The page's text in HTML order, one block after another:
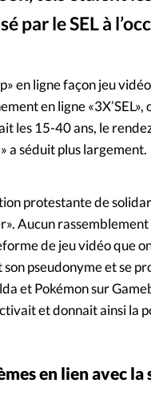
Eglises
Monde
Vie
par le SEL à
en ligne façon jeu
en ligne
les 15-40 ans, le
a séduit plus largement.
protestante de
Aucun
de jeu vidéo que
pseudonyme et se
et Pokémon sur
et donnait ainsi la
en lien avec